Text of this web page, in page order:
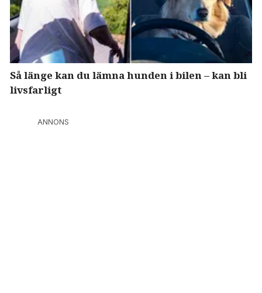
Så länge kan du lämna hunden i bilen – kan bli
livsfarligt
ANNONS